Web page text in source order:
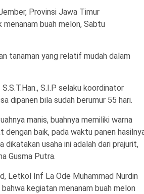
Provinsi Jawa Timur
buah melon, Sabtu
tanaman yang relatif mudah dalam
S.I.P selaku koordinator
dipanen bila sudah berumur 55 hari.
manis, buahnya memiliki warna
baik, pada waktu panen
usaha ini adalah dari prajurit,
Gusma Putra.
Letkol Inf La Ode Muhammad Nurdin
kegiatan menanam buah melon